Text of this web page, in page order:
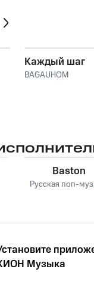
Каждый шаг
BAGAUHOM
Baston
Русская поп-
Музыка